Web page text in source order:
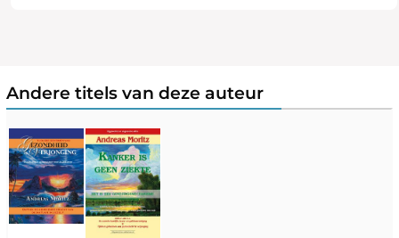
Andere titels van deze auteur